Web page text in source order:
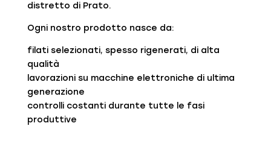
distretto di Prato.
Ogni nostro prodotto nasce da:
filati selezionati, spesso rigenerati, di alta
qualità
lavorazioni su macchine elettroniche di ultima
generazione
controlli costanti durante tutte le fasi
produttive